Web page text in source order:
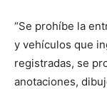
“Se prohíbe la
y vehículos que
registradas, se
anotaciones,